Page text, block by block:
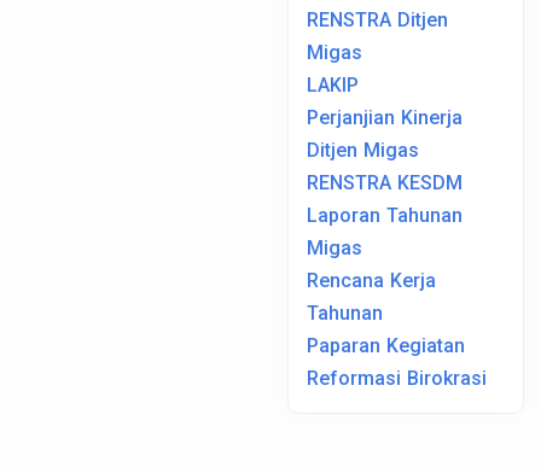
RENSTRA Ditjen
Migas
LAKIP
Perjanjian Kinerja
Ditjen Migas
RENSTRA KESDM
Laporan Tahunan
Migas
Rencana Kerja
Tahunan
Paparan Kegiatan
Reformasi Birokrasi